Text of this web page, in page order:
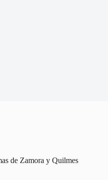
de Zamora y Quilmes